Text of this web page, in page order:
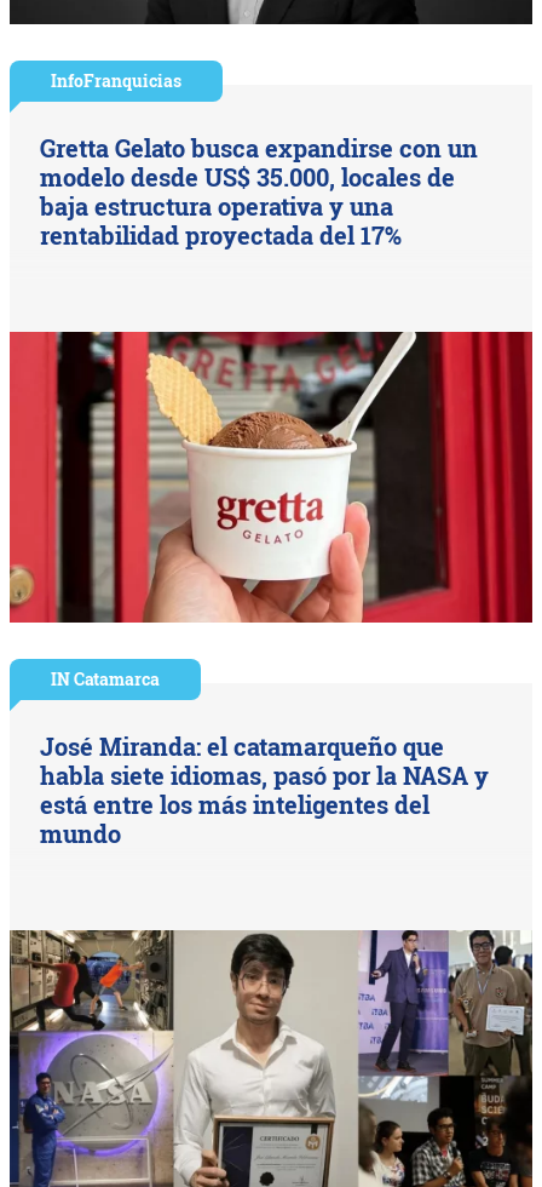
InfoFranquicias
Gretta Gelato busca expandirse con un
modelo desde US$ 35.000, locales de
baja estructura operativa y una
rentabilidad proyectada del 17%
IN Catamarca
José Miranda: el catamarqueño que
habla siete idiomas, pasó por la NASA y
está entre los más inteligentes del
mundo